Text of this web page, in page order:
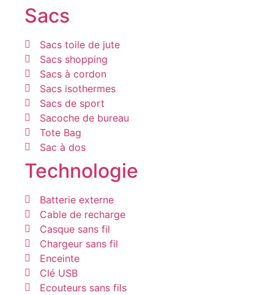
Sacs
Sacs toile de jute
Sacs shopping
Sacs à cordon
Sacs isothermes
Sacs de sport
Sacoche de bureau
Tote Bag
Sac à dos
Technologie
Batterie externe
Cable de recharge
Casque sans fil
Chargeur sans fil
Enceinte
Clé USB
Ecouteurs sans fils